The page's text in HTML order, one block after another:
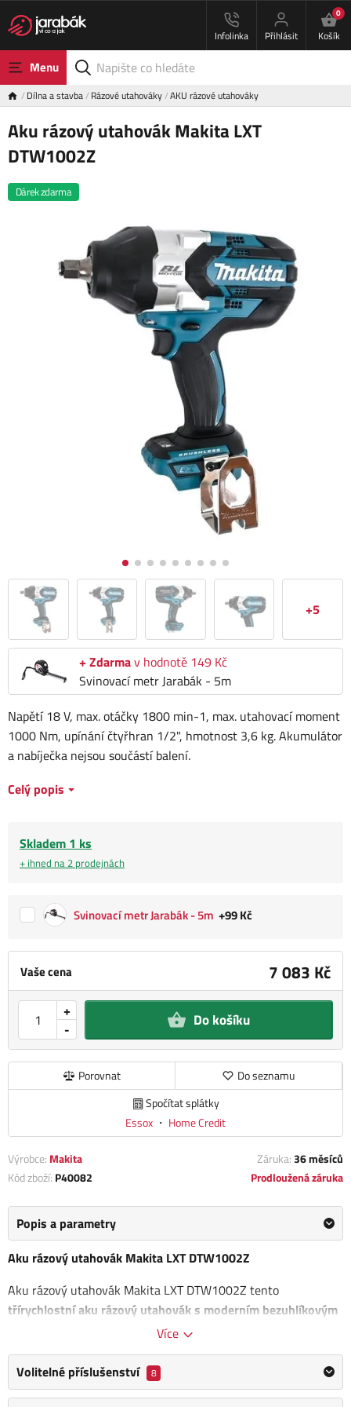
Infolinka Přihlásit
0
Košík
Menu
Dílna a stavba Rázové utahováky AKU rázové utahováky
Aku rázový utahovák Makita LXT
DTW1002Z
Dárek zdarma
+5
+ Zdarmav hodnotě 149 Kč
Svinovací metr Jarabák - 5m
Vaše cena 7 083 Kč
-
+ Do košíku
Porovnat
Do seznamu
Spočítat splátky
Essox ・ Home Credit
Napětí 18 V, max. otáčky 1800 min-1, max. utahovací moment
1000 Nm, upínání čtyřhran 1/2", hmotnost 3,6 kg. Akumulátor
a nabíječka nejsou součástí balení.
Celý popis
Skladem 1 ks
+ ihned na 2 prodejnách
Svinovací metr Jarabák - 5m +99 Kč
Výrobce: Makita Záruka:36 měsíců
Kód zboží: P40082 Prodloužená záruka
Popis a parametry
Aku rázový utahovák Makita LXT DTW1002Z
Aku rázový utahovák Makita LXT DTW1002Z tento
třírychlostní aku rázový utahovák s moderním bezuhlíkovým
utahovací moment až 1200 Nm
momentu ve třech stupních snadno přizpůsobíte výkon
konkrétnímu typu práce – od jemnějších operací po náročné
Více
Volitelné příslušenství 8